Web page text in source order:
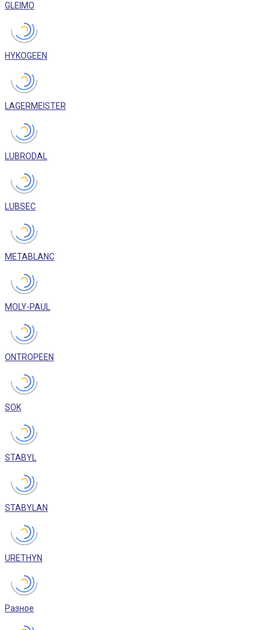
GLEIMO
HYKOGEEN
LAGERMEISTER
LUBRODAL
LUBSEC
METABLANC
MOLY-PAUL
ONTROPEEN
SOK
STABYL
STABYLAN
URETHYN
Разное